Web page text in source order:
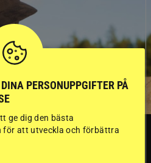
PERSONUPPGIFTER PÅ
ge dig den bästa
för att utveckla och förbättra